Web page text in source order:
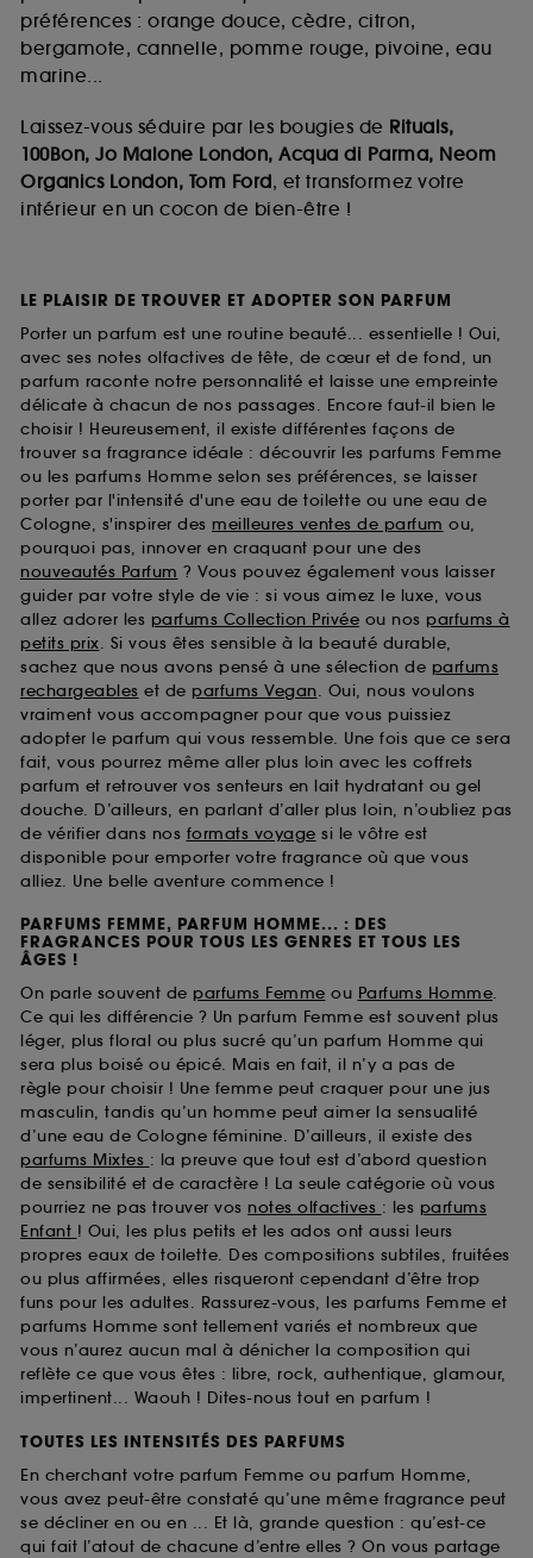
préférences : orange douce, cèdre, citron,
bergamote, cannelle, pomme rouge, pivoine, eau
marine...
Laissez-vous séduire par les bougies de Rituals,
100Bon, Jo Malone London, Acqua di Parma, Neom
Organics London, Tom Ford, et transformez votre
intérieur en un cocon de bien-être !
LE PLAISIR DE TROUVER ET ADOPTER SON PARFUM
Porter un parfum est une routine beauté... essentielle ! Oui,
avec ses notes olfactives de tête, de cœur et de fond, un
parfum raconte notre personnalité et laisse une empreinte
délicate à chacun de nos passages. Encore faut-il bien le
choisir ! Heureusement, il existe différentes façons de
trouver sa fragrance idéale : découvrir les parfums Femme
ou les parfums Homme selon ses préférences, se laisser
porter par l'intensité d'une eau de toilette ou une eau de
Cologne, s'inspirer des meilleures ventes de parfum ou,
pourquoi pas, innover en craquant pour une des
nouveautés Parfum ? Vous pouvez également vous laisser
guider par votre style de vie : si vous aimez le luxe, vous
allez adorer les parfums Collection Privée ou nos parfums à
petits prix. Si vous êtes sensible à la beauté durable,
sachez que nous avons pensé à une sélection de parfums
rechargeables et de parfums Vegan. Oui, nous voulons
vraiment vous accompagner pour que vous puissiez
adopter le parfum qui vous ressemble. Une fois que ce sera
fait, vous pourrez même aller plus loin avec les coffrets
parfum et retrouver vos senteurs en lait hydratant ou gel
douche. D’ailleurs, en parlant d’aller plus loin, n’oubliez pas
de vérifier dans nos formats voyage si le vôtre est
disponible pour emporter votre fragrance où que vous
alliez. Une belle aventure commence !
PARFUMS FEMME, PARFUM HOMME... : DES
FRAGRANCES POUR TOUS LES GENRES ET TOUS LES
ÂGES !
On parle souvent de parfums Femme ou Parfums Homme.
Ce qui les différencie ? Un parfum Femme est souvent plus
léger, plus floral ou plus sucré qu’un parfum Homme qui
sera plus boisé ou épicé. Mais en fait, il n’y a pas de
règle pour choisir ! Une femme peut craquer pour une jus
masculin, tandis qu’un homme peut aimer la sensualité
d’une eau de Cologne féminine. D’ailleurs, il existe des
parfums Mixtes : la preuve que tout est d’abord question
de sensibilité et de caractère ! La seule catégorie où vous
pourriez ne pas trouver vos notes olfactives : les parfums
Enfant ! Oui, les plus petits et les ados ont aussi leurs
propres eaux de toilette. Des compositions subtiles, fruitées
ou plus affirmées, elles risqueront cependant d’être trop
funs pour les adultes. Rassurez-vous, les parfums Femme et
parfums Homme sont tellement variés et nombreux que
vous n’aurez aucun mal à dénicher la composition qui
reflète ce que vous êtes : libre, rock, authentique, glamour,
impertinent... Waouh ! Dites-nous tout en parfum !
TOUTES LES INTENSITÉS DES PARFUMS
En cherchant votre parfum Femme ou parfum Homme,
vous avez peut-être constaté qu’une même fragrance peut
se décliner en ou en ... Et là, grande question : qu’est-ce
qui fait l’atout de chacune d’entre elles ? On vous partage